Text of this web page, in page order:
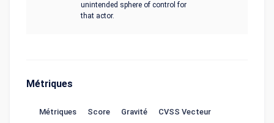
unintended sphere of control for
that actor.
Métriques
Métriques Score Gravité CVSS Vecteur